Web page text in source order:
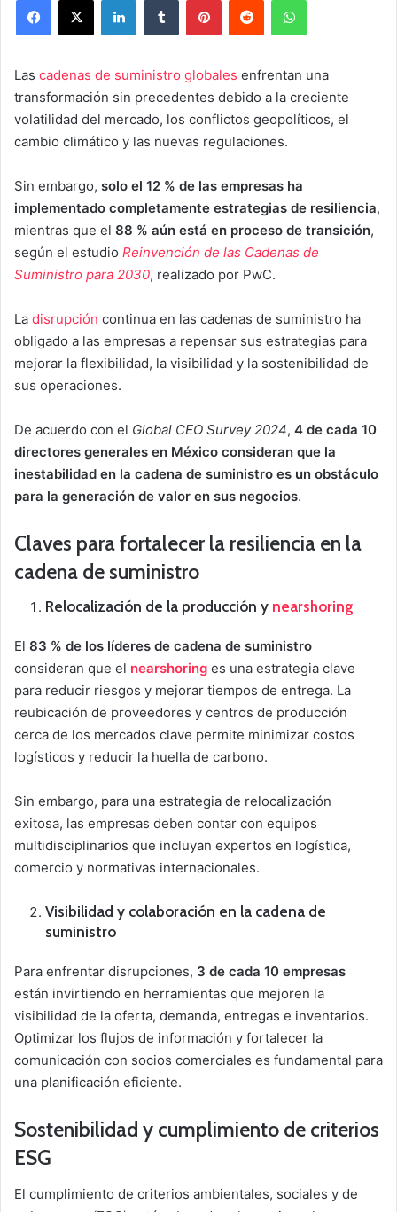
Las cadenas de suministro globales enfrentan una
transformación sin precedentes debido a la creciente
volatilidad del mercado, los conflictos geopolíticos, el
cambio climático y las nuevas regulaciones.
Sin embargo, solo el 12 % de las empresas ha
implementado completamente estrategias de resiliencia,
mientras que el 88 % aún está en proceso de transición,
según el estudio Reinvención de las Cadenas de
Suministro para 2030, realizado por PwC.
La disrupción continua en las cadenas de suministro ha
obligado a las empresas a repensar sus estrategias para
mejorar la flexibilidad, la visibilidad y la sostenibilidad de
sus operaciones.
De acuerdo con el Global CEO Survey 2024, 4 de cada 10
directores generales en México consideran que la
inestabilidad en la cadena de suministro es un obstáculo
para la generación de valor en sus negocios.
Claves para fortalecer la resiliencia en la
cadena de suministro
Relocalización de la producción y nearshoring
El 83 % de los líderes de cadena de suministro
consideran que el nearshoring es una estrategia clave
para reducir riesgos y mejorar tiempos de entrega. La
reubicación de proveedores y centros de producción
cerca de los mercados clave permite minimizar costos
logísticos y reducir la huella de carbono.
Sin embargo, para una estrategia de relocalización
exitosa, las empresas deben contar con equipos
multidisciplinarios que incluyan expertos en logística,
comercio y normativas internacionales.
Visibilidad y colaboración en la cadena de
suministro
Para enfrentar disrupciones, 3 de cada 10 empresas
están invirtiendo en herramientas que mejoren la
visibilidad de la oferta, demanda, entregas e inventarios.
Optimizar los flujos de información y fortalecer la
comunicación con socios comerciales es fundamental para
una planificación eficiente.
Sostenibilidad y cumplimiento de criterios
ESG
El cumplimiento de criterios ambientales, sociales y de